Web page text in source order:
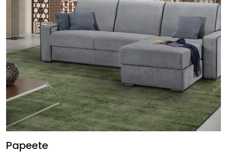
Papeete